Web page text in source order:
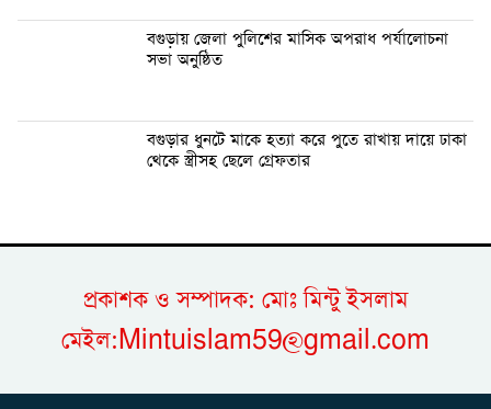
বগুড়ায় জেলা পুলিশের মাসিক অপরাধ পর্যালোচনা
সভা অনুষ্ঠিত
বগুড়ার ধুনটে মাকে হত্যা করে পুতে রাখায় দায়ে ঢাকা
থেকে স্ত্রীসহ ছেলে গ্রেফতার
প্রকাশক ও সম্পাদক: মোঃ মিন্টু ইসলাম
মেইল:Mintuislam59@gmail.com